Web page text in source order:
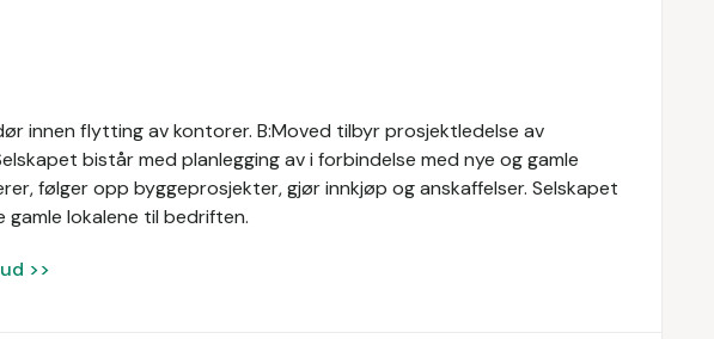
innen flytting av kontorer. B:Moved tilbyr prosjektledelse av
bistår med planlegging av i forbindelse med nye og gamle
følger opp byggeprosjekter, gjør innkjøp og anskaffelser. Selskapet
gamle lokalene til bedriften.
>>